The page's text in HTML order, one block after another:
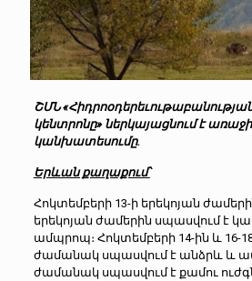
ՇՄՆ
կենտրոնը» ներկայացնում է
կանխատեսումը.
Երևան քաղաքում՝
Հոկտեմբերի 13-ի երեկոյան
երեկոյան ժամերին սպասվում է
ամպրոպ։ Հոկտեմբերի 14-ին և
ժամանակ սպասվում է անձրև և
ժամանակ սպասվում է քամու